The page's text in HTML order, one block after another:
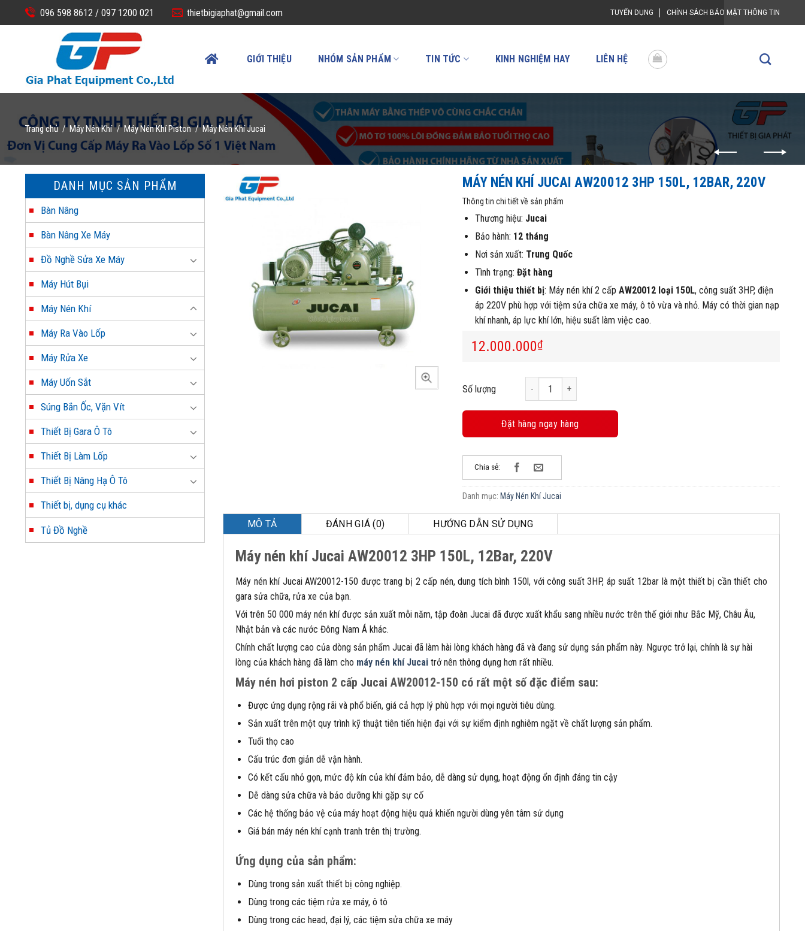
to
096 598 8612 / 097 1200 021 thietbigiaphat@gmail.com TUYỂN DỤNG CHÍNH SÁCH BẢO MẬT THÔNG TIN
GIỚI THIỆU NHÓM SẢN PHẨM TIN TỨC KINH NGHIỆM HAY LIÊN HỆ
Trang chủ / Máy Nén Khí / Máy Nén Khí Piston / Máy Nén Khí Jucai
DANH MỤC SẢN PHẨM
Bàn Nâng
Bàn Nâng Xe Máy
Đồ Nghề Sửa Xe Máy
Máy Hút Bụi
Máy Nén Khí
Máy Ra Vào Lốp
Máy Rửa Xe
Máy Uốn Sắt
Súng Bắn Ốc, Vặn Vít
Thiết Bị Gara Ô Tô
Thiết Bị Làm Lốp
Thiết Bị Nâng Hạ Ô Tô
Thiết bị, dụng cụ khác
Tủ Đồ Nghề
MÁY NÉN KHÍ JUCAI AW20012 3HP 150L, 12BAR, 220V
Thông tin chi tiết về sản phẩm
Thương hiệu: Jucai
Bảo hành: 12 tháng
Nơi sản xuất: Trung Quốc
Tình trạng: Đặt hàng
Giới thiệu thiết bị: Máy nén khí 2 cấp AW20012 loại 150L, công suất 3HP, điện
áp 220V phù hợp với tiệm sửa chữa xe máy, ô tô vừa và nhỏ. Máy có thời gian nạp
khí nhanh, áp lực khí lớn, hiệu suất làm việc cao.
12.000.000₫
Số lượng Máy nén khí Jucai AW20012 3HP 150L, 12Bar, 220V số lượng
Đặt hàng ngay hàng
Chia sẻ:
Danh mục: Máy Nén Khí Jucai
MÔ TẢ ĐÁNH GIÁ (0) HƯỚNG DẪN SỬ DỤNG
Máy nén khí Jucai AW20012 3HP 150L, 12Bar, 220V
Máy nén khí Jucai AW20012-150 được trang bị 2 cấp nén, dung tích bình 150l, với công suất 3HP, áp suất 12bar là một thiết bị cần thiết cho
gara sửa chữa, rửa xe của bạn.
Với trên 50 000 máy nén khí được sản xuất mỗi năm, tập đoàn Jucai đã được xuất khẩu sang nhiều nước trên thế giới như Bắc Mỹ, Châu Âu,
Nhật bản và các nước Đông Nam Á khác.
Chính chất lượng cao của dòng sản phẩm Jucai đã làm hài lòng khách hàng đã và đang sử dụng sản phẩm này. Ngược trở lại, chính là sự hài
lòng của khách hàng đã làm cho máy nén khí Jucai trở nên thông dụng hơn rất nhiều.
Máy nén hơi piston 2 cấp Jucai AW20012-150 có rất một số đặc điểm sau:
Được ứng dụng rộng rãi và phổ biến, giá cả hợp lý phù hợp với mọi người tiêu dùng.
Sản xuất trên một quy trình kỹ thuật tiên tiến hiện đại với sự kiểm định nghiêm ngặt về chất lượng sản phẩm.
Tuổi thọ cao
Cấu trúc đơn giản dễ vận hành.
Có kết cấu nhỏ gọn, mức độ kín của khí đảm bảo, dễ dàng sử dụng, hoạt động ổn định đáng tin cậy
Dễ dàng sửa chữa và bảo dưỡng khi gặp sự cố
Các hệ thống bảo vệ của máy hoạt động hiệu quả khiến người dùng yên tâm sử dụng
Giá bán máy nén khí cạnh tranh trên thị trường.
Ứng dụng của sản phẩm:
Dùng trong sản xuất thiết bị công nghiệp.
Dùng trong các tiệm rửa xe máy, ô tô
Dùng trong các head, đại lý, các tiệm sửa chữa xe máy